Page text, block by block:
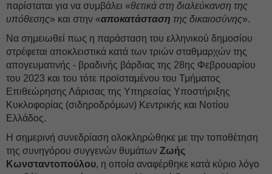
παρίσταται για να συμβάλει «θετικά στη διαλεύκανση της
υπόθεσης» και στην «αποκατάσταση της δικαιοσύνης».
Να σημειωθεί πως η παράσταση του ελληνικού δημοσίου
στρέφεται αποκλειστικά κατά των τριών σταθμαρχών της
απογευματινής - βραδινής βάρδιας της 28ης Φεβρουαρίου
του 2023 και του τότε προϊσταμένου του Τμήματος
Επιθεώρησης Λάρισας της Υπηρεσίας Υποστήριξης
Κυκλοφορίας (σιδηροδρόμων) Κεντρικής και Νοτίου
Ελλάδος.
Η σημερινή συνεδρίαση ολοκληρώθηκε με την τοποθέτηση
της συνηγόρου συγγενών θυμάτων Ζωής
Κωνσταντοπούλου, η οποία αναφέρθηκε κατά κύριο λόγο